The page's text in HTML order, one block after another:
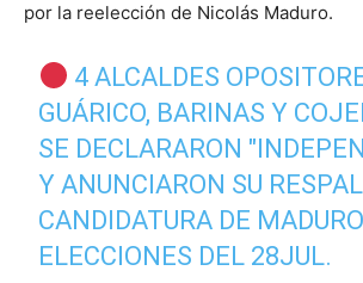
por la reelección de Nicolás Maduro.
4 ALCALDES
GUÁRICO, BARINAS Y
SE DECLARARON
Y ANUNCIARON SU
CANDIDATURA DE
ELECCIONES DEL 28JUL.